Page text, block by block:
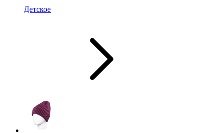
Детское